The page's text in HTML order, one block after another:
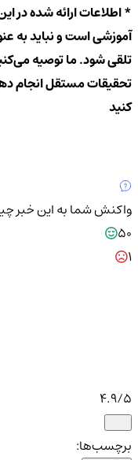
* اطلاعات ارائه شده در
آموزشی است و نباید به
تلقی شود. ما توصیه
تحقیقات مستقل انجام
کنید
واکنش شما به این خبر
50
4.9/5
برچسب‌ها: